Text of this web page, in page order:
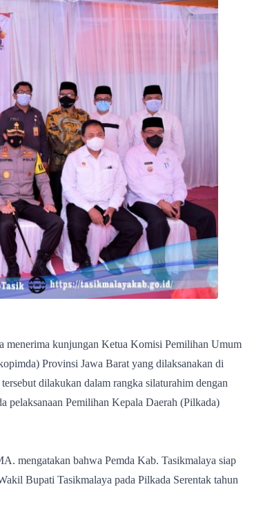
menerima kunjungan Ketua Komisi Pemilihan Umum
Provinsi Jawa Barat yang dilaksanakan di
dilakukan dalam rangka silaturahim dengan
pelaksanaan Pemilihan Kepala Daerah (Pilkada)
mengatakan bahwa Pemda Kab. Tasikmalaya siap
Bupati Tasikmalaya pada Pilkada Serentak tahun